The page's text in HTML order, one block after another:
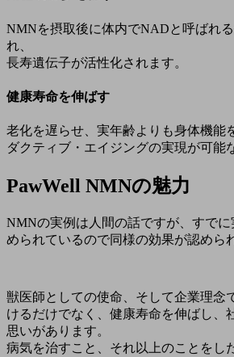
NMNを摂取後に体内でNADと呼ばれ
れ、
長寿遺伝子が活性化されます。
健康寿命を伸ばす
老化を遅らせ、実年齢よりも身体機能
ダクティブ・エイジングの実現が可能
PawWell NMNの魅力
NMNの実例は人間の話ですが、すで
められているので同様の効果が認めら
獣医師としての使命、そして企業理念
けるだけでなく、健康寿命を伸ばし、
思いがあります。
病気を治すこと、それ以上のことをし